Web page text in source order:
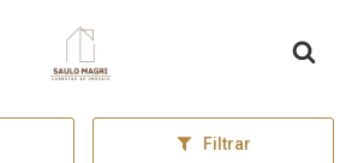
Página inicial
Filtrar